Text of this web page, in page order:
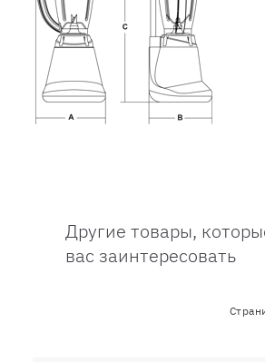
Другие товары,
вас заинтересовать